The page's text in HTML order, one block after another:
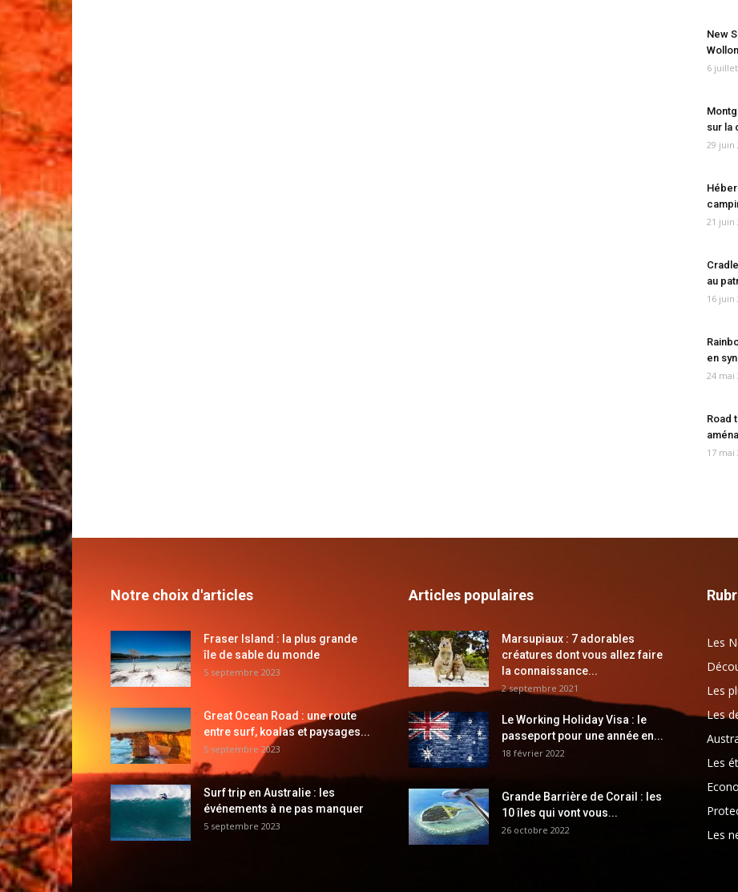
New
6
sur la
29 juin
21 juin
au
16 juin
en
24 mai
Road
17 mai
Notre choix d'articles
Fraser Island : la plus grande
île de sable du monde
5 septembre 2023
Great Ocean Road : une route
entre surf, koalas et paysages...
5 septembre 2023
Surf trip en Australie : les
événements à ne pas manquer
5 septembre 2023
Articles populaires
Marsupiaux : 7 adorables
créatures dont vous allez faire
la connaissance...
2 septembre 2021
Le Working Holiday Visa : le
passeport pour une année en...
18 février 2022
Grande Barrière de Corail : les
10 îles qui vont vous...
26 octobre 2022
Les
Les
Les
Les
Les